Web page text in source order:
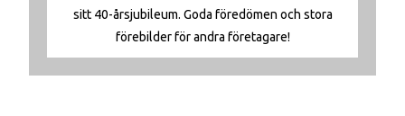
sitt 40-årsjubileum. Goda föredömen och stora
förebilder för andra företagare!